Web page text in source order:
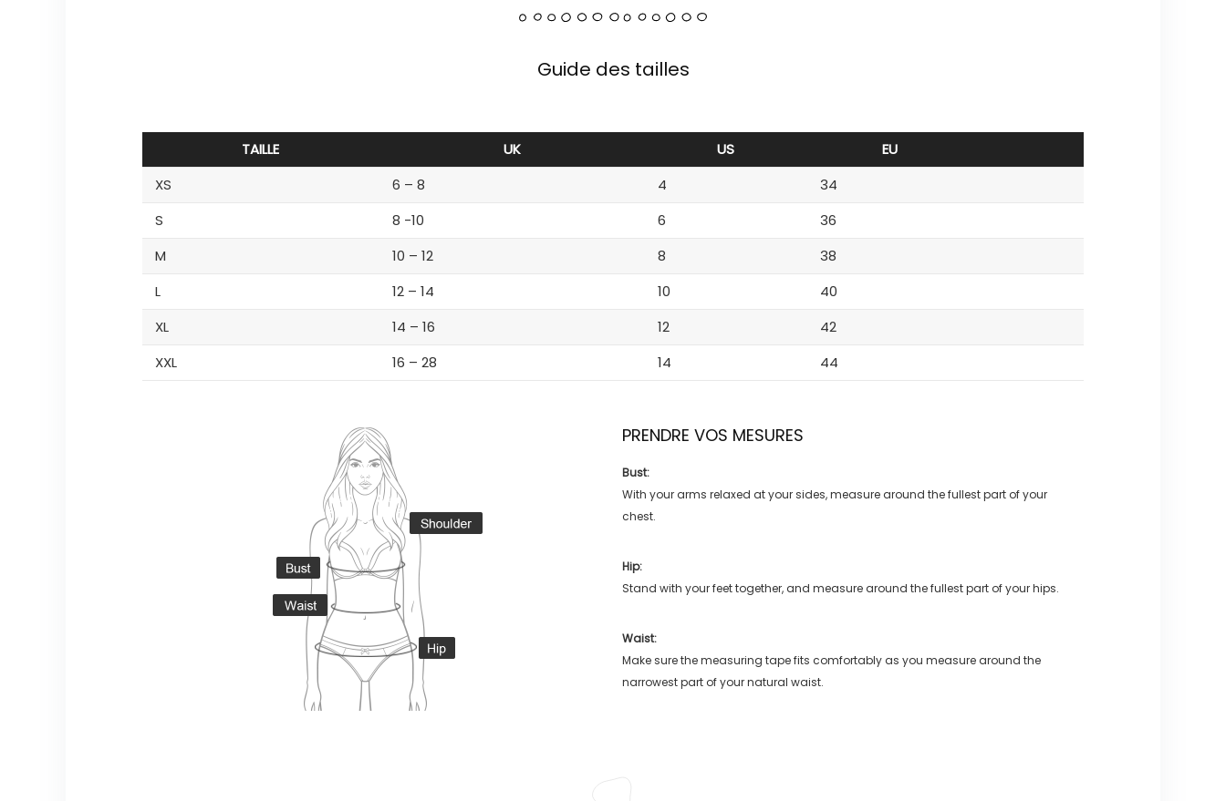
Guide des tailles
TAILLE UK US
EU
XS
6 – 8 4
34
S
8 -10 6
36
M
10 – 12 8
38
L
12 – 14 10
40
XL
14 – 16 12
42
XXL
16 – 28 14 44
PRENDRE VOS MESURES
Bust:
With your arms relaxed at your sides, measure around the fullest part of your
chest.
Hip:
Stand with your feet together, and measure around the fullest part of your hips.
Waist:
Make sure the measuring tape fits comfortably as you measure around the
narrowest part of your natural waist.